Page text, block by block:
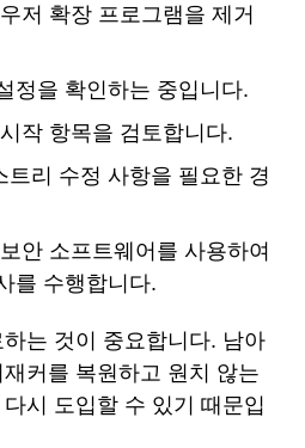
저 확장 프로그램을 제거
정을 확인하는 중입니다.
작 항목을 검토합니다.
트리 수정 사항을 필요한 경
안 소프트웨어를 사용하여
를 수행합니다.
는 것이 중요합니다. 남아
커를 복원하고 원치 않는
시 도입할 수 있기 때문입